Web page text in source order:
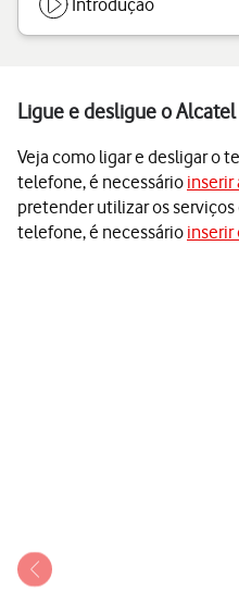
Introdução
Ligue e desligue o
Veja como ligar e desligar o
telefone, é necessário inserir
pretender utilizar os
telefone, é necessário inserir